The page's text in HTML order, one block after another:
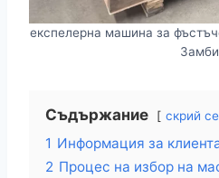
експелерна машина за
Съдържание скрий се
1 Информация за
2 Процес на избор на